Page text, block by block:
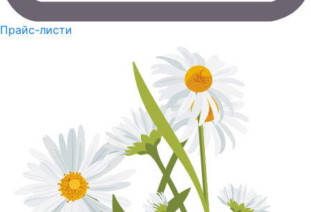
Прайс-листи